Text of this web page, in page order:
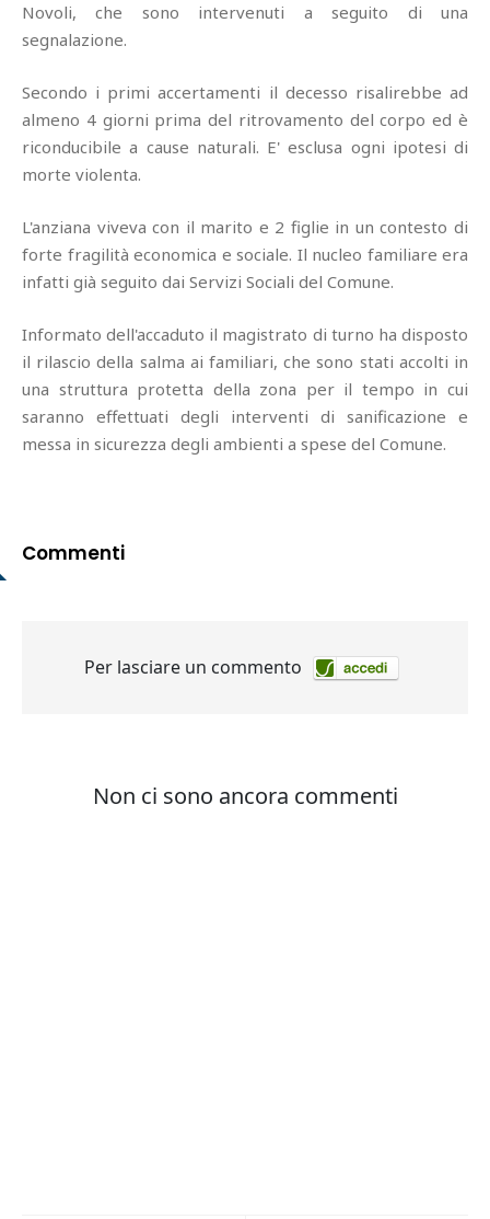
Novoli, che sono intervenuti a seguito di una
segnalazione.
Secondo i primi accertamenti il decesso risalirebbe ad
almeno 4 giorni prima del ritrovamento del corpo ed è
riconducibile a cause naturali. E' esclusa ogni ipotesi di
morte violenta.
L'anziana viveva con il marito e 2 figlie in un contesto di
forte fragilità economica e sociale. Il nucleo familiare era
infatti già seguito dai Servizi Sociali del Comune.
Informato dell'accaduto il magistrato di turno ha disposto
il rilascio della salma ai familiari, che sono stati accolti in
una struttura protetta della zona per il tempo in cui
saranno effettuati degli interventi di sanificazione e
messa in sicurezza degli ambienti a spese del Comune.
Commenti